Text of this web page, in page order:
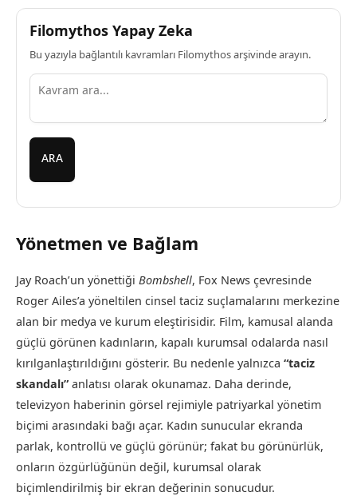
Filomythos Yapay Zeka
Bu yazıyla bağlantılı kavramları Filomythos arşivinde arayın.
ARA
Yönetmen ve Bağlam
Jay Roach’un yönettiği Bombshell, Fox News çevresinde
Roger Ailes’a yöneltilen cinsel taciz suçlamalarını merkezine
alan bir medya ve kurum eleştirisidir. Film, kamusal alanda
güçlü görünen kadınların, kapalı kurumsal odalarda nasıl
kırılganlaştırıldığını gösterir. Bu nedenle yalnızca “taciz
skandalı” anlatısı olarak okunamaz. Daha derinde,
televizyon haberinin görsel rejimiyle patriyarkal yönetim
biçimi arasındaki bağı açar. Kadın sunucular ekranda
parlak, kontrollü ve güçlü görünür; fakat bu görünürlük,
onların özgürlüğünün değil, kurumsal olarak
biçimlendirilmiş bir ekran değerinin sonucudur.